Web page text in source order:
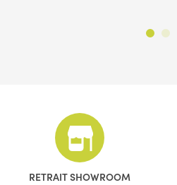
RETRAIT SHOWROOM